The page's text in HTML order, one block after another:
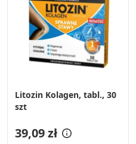
Litozin Kolagen, tabl., 30
szt
39,09 zł